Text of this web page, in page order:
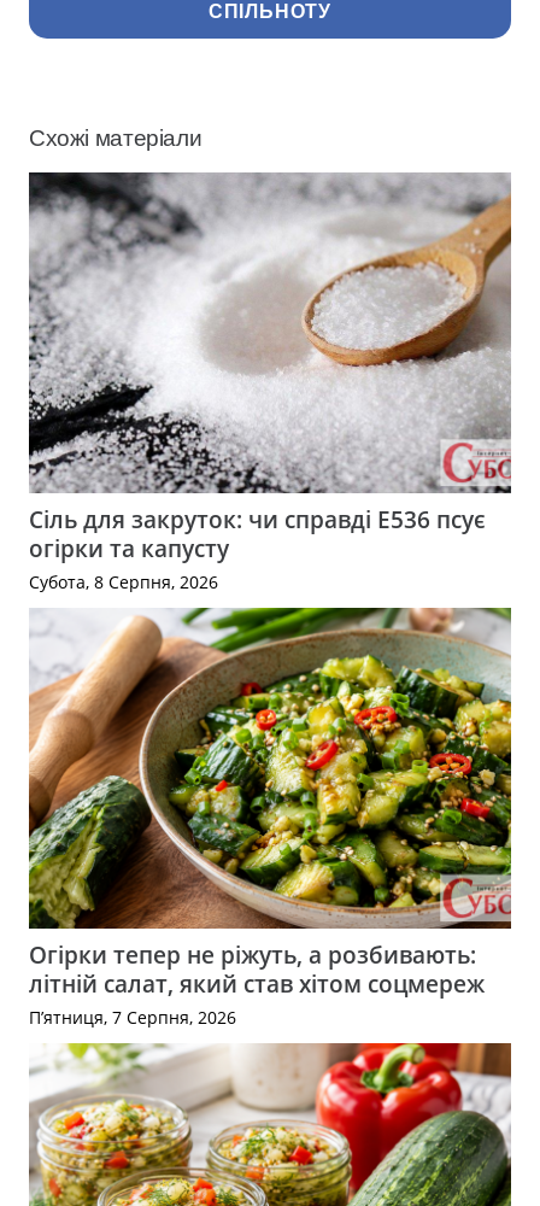
СПІЛЬНОТУ
Схожі матеріали
Сіль для закруток: чи справді Е536 псує
огірки та капусту
Субота, 8 Серпня, 2026
Огірки тепер не ріжуть, а розбивають:
літній салат, який став хітом соцмереж
П’ятниця, 7 Серпня, 2026